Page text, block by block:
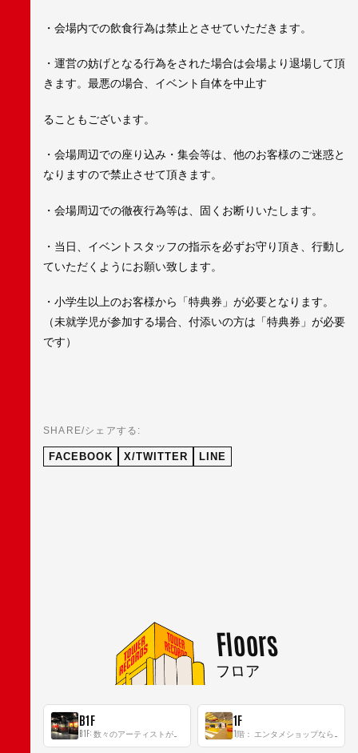
・会場内での飲食行為は禁止とさせていただきます。
・運営の妨げとなる行為をされた場合は会場より退場して頂
きます。最悪の場合、イベント自体を中止す
ることもございます。
・会場周辺での座り込み・集会等は、他のお客様のご迷惑と
なりますので禁止させて頂きます。
・会場周辺での徹夜行為等は、固くお断りいたします。
・当日、イベントスタッフの指示を必ずお守り頂き、行動し
ていただくようにお願い致します。
・小学生以上のお客様から「特典券」が必要となります。
（未就学児が参加する場合、付添いの方は「特典券」が必要
です）
SHARE/シェアする:
FACEBOOK X/TWITTER LINE
Floors
フロア
B1F 1F